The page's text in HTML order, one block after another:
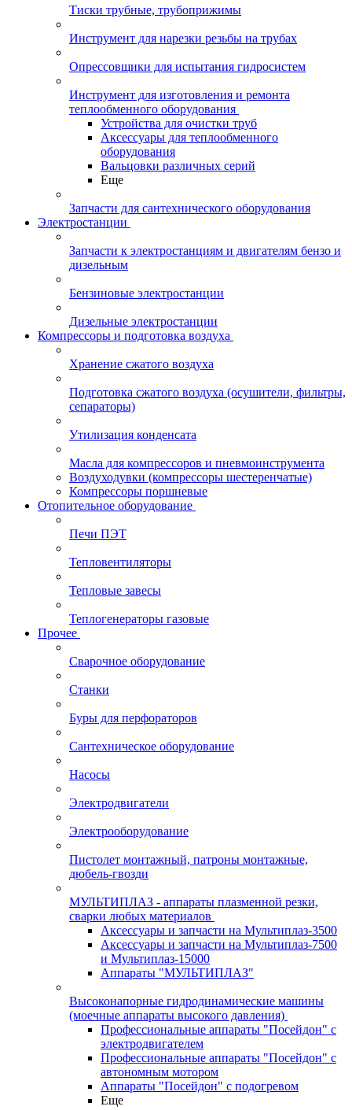
Тиски трубные, трубоприжимы
Инструмент для нарезки резьбы на трубах
Опрессовщики для испытания гидросистем
Инструмент для изготовления и ремонта
теплообменного оборудования
Устройства для очистки труб
Аксессуары для теплообменного
оборудования
Вальцовки различных серий
Еще
Запчасти для сантехнического оборудования
Электростанции
Запчасти к электростанциям и двигателям бензо и
дизельным
Бензиновые электростанции
Дизельные электростанции
Компрессоры и подготовка воздуха
Хранение сжатого воздуха
Подготовка сжатого воздуха (осушители, фильтры,
сепараторы)
Утилизация конденсата
Масла для компрессоров и пневмоинструмента
Воздуходувки (компрессоры шестеренчатые)
Компрессоры поршневые
Отопительное оборудование
Печи ПЭТ
Тепловентиляторы
Тепловые завесы
Теплогенераторы газовые
Прочее
Сварочное оборудование
Станки
Буры для перфораторов
Сантехническое оборудование
Насосы
Электродвигатели
Электрооборудование
Пистолет монтажный, патроны монтажные,
дюбель-гвозди
МУЛЬТИПЛАЗ - аппараты плазменной резки,
сварки любых материалов
Аксессуары и запчасти на Мультиплаз-3500
Аксессуары и запчасти на Мультиплаз-7500
и Мультиплаз-15000
Аппараты "МУЛЬТИПЛАЗ"
Высоконапорные гидродинамические машины
(моечные аппараты высокого давления)
Профессиональные аппараты "Посейдон" с
электродвигателем
Профессиональные аппараты "Посейдон" с
автономным мотором
Аппараты "Посейдон" с подогревом
Еще